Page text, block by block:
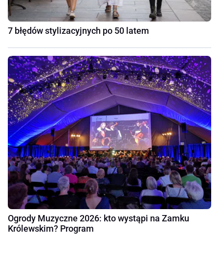
7 błędów stylizacyjnych po 50 latem
Ogrody Muzyczne 2026: kto wystąpi na Zamku
Królewskim? Program